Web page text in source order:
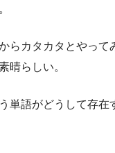
らカタカタとやって
晴らしい。
単語がどうして存在